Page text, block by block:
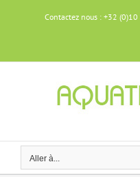
Contactez nous : +32
Aller à...